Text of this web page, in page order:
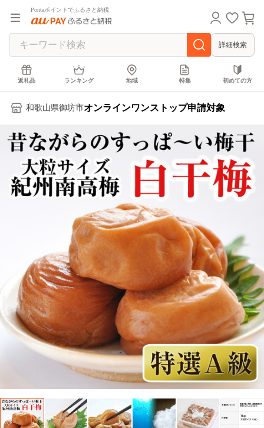
Pontaポイントでふるさと納税
詳細検索
返礼品 ランキング 地域 特集 初めての方
和歌山県御坊市オンラインワンストップ申請対象